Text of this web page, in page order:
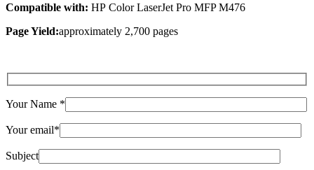
Compatible with: HP Color LaserJet Pro MFP M476
Page Yield:approximately 2,700 pages
Your Name *
Your email*
Subject